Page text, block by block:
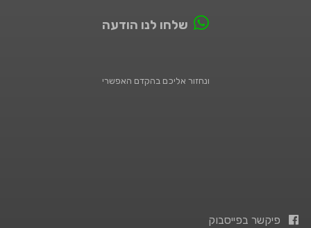
שלחו לנו הודעה
ונחזור אליכם בהקדם האפשרי
פיקשר בפייסבוק